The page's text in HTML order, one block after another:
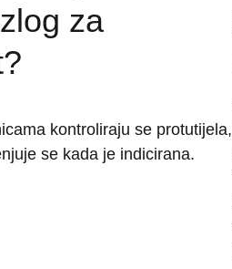
za
kontroliraju se protutijela,
se kada je indicirana.